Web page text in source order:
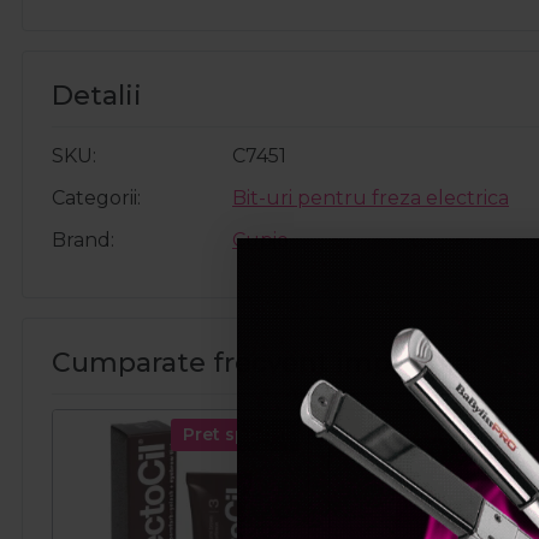
Detalii
SKU
C7451
Categorii
Bit-uri pentru freza electrica
Brand
Cupio
Cumparate frecvent impreuna:
Pret special